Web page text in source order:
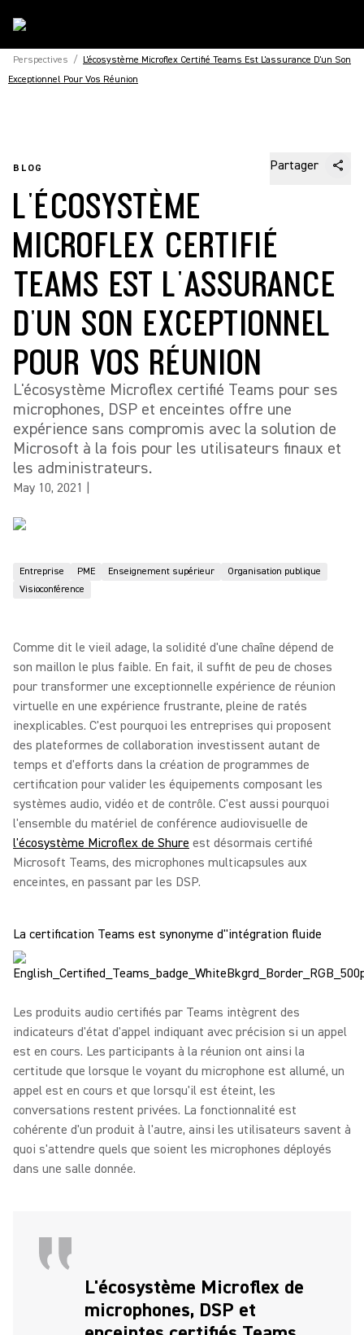
Perspectives / L'écosystème Microflex Certifié Teams Est L'assurance D'un Son
Exceptionnel Pour Vos Réunion
BLOG Partager
L'ÉCOSYSTÈME
MICROFLEX CERTIFIÉ
TEAMS EST L'ASSURANCE
D'UN SON EXCEPTIONNEL
POUR VOS RÉUNION
L'écosystème Microflex certifié Teams pour ses
microphones, DSP et enceintes offre une
expérience sans compromis avec la solution de
Microsoft à la fois pour les utilisateurs finaux et
les administrateurs.
May 10, 2021
Entreprise PME Enseignement supérieur
Organisation publique
Visioconférence
Comme dit le vieil adage, la solidité d'une chaîne dépend de
son maillon le plus faible. En fait, il suffit de peu de choses
pour transformer une exceptionnelle expérience de réunion
virtuelle en une expérience frustrante, pleine de ratés
inexplicables. C'est pourquoi les entreprises qui proposent
des plateformes de collaboration investissent autant de
temps et d'efforts dans la création de programmes de
certification pour valider les équipements composant les
systèmes audio, vidéo et de contrôle. C'est aussi pourquoi
l'ensemble du matériel de conférence audiovisuelle de
l'écosystème Microflex de Shure est désormais certifié
Microsoft Teams, des microphones multicapsules aux
enceintes, en passant par les DSP.
La certification Teams est synonyme d''intégration fluide
Les produits audio certifiés par Teams intègrent des
indicateurs d'état d'appel indiquant avec précision si un appel
est en cours. Les participants à la réunion ont ainsi la
certitude que lorsque le voyant du microphone est allumé, un
appel est en cours et que lorsqu'il est éteint, les
conversations restent privées. La fonctionnalité est
cohérente d'un produit à l'autre, ainsi les utilisateurs savent à
quoi s'attendre quels que soient les microphones déployés
dans une salle donnée.
L'écosystème Microflex de
microphones, DSP et